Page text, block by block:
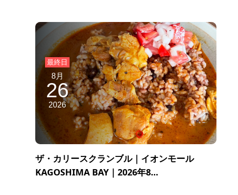
8月
26
2026
ザ・カリースクランブル｜イオンモール
KAGOSHIMA BAY｜2026年8...